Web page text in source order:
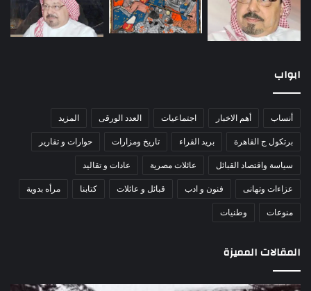
ابواب
أنساب أهم الاخبار اجتماعيات العدد الورقى المزيد
برتكول ج القاهرة بريد القراء تاريخ ومزارات حوارات و تقارير
سياسة واقتصاد القبائل عائلات مصرية عادات و تقاليد
عزاءات وتهانى فنون و ادب قبائل و عائلات كتابنا مرأه بدوية
منوعات وطنيات
المقالات المميزة